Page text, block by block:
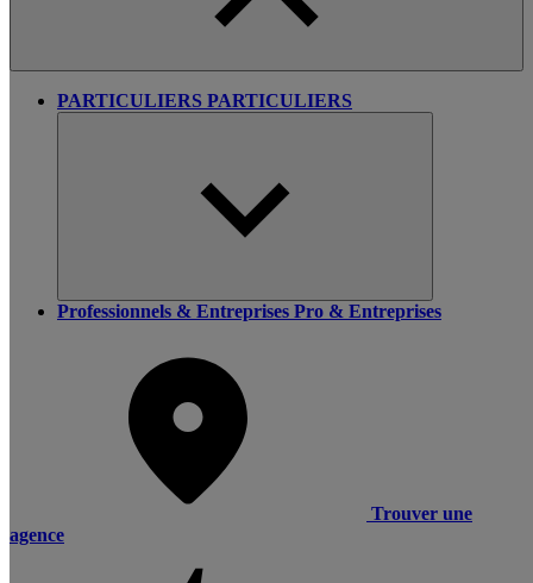
PARTICULIERS PARTICULIERS
Professionnels & Entreprises Pro & Entreprises
Trouver une
agence